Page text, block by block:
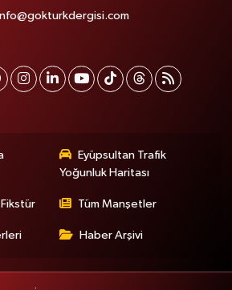
Eyüpsultan Trafik
Yoğunluk Haritası
Tüm Manşetler
Haber Arşivi